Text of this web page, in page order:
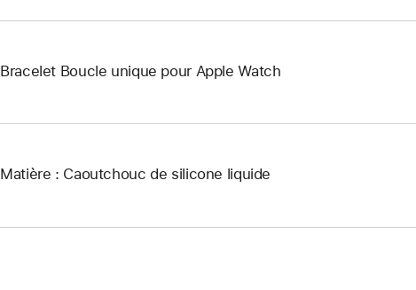
Bracelet Boucle unique pour Apple Watch
Matière : Caoutchouc de silicone liquide